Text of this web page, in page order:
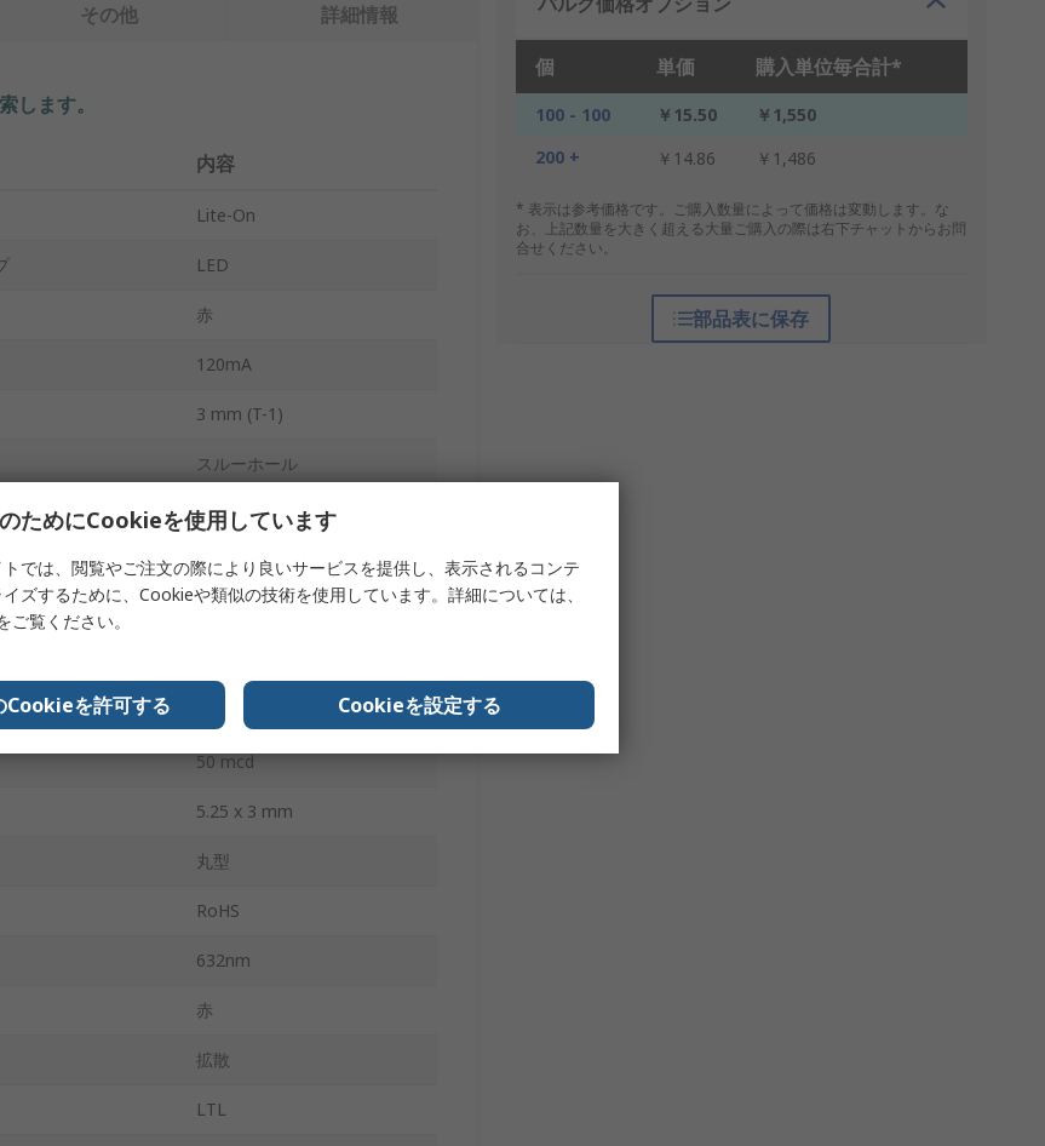
個 単価 購入単位毎合計*
100 - 100 ￥15.50
￥1,550
200 +
￥14.86 ￥1,486
* 表示は参考価格です。ご購入数量によって価格は変動します。な
お、上記数量を大きく超える大量ご購入の際は右下チャットからお問
合せください。
部品表に保存
その他 詳細情報
します。
内容
Lite-On
LED
赤
120mA
3 mm (T-1)
スルーホール
バルク
2.6V
50 mcd
5.25 x 3 mm
丸型
RoHS
632nm
赤
拡散
LTL
ためにCookieを使用しています
では、閲覧やご注文の際により良いサービスを提供し、表示されるコンテ
ズするために、Cookieや類似の技術を使用しています。詳細については、
ご覧ください。
Cookieを許可する Cookieを設定する